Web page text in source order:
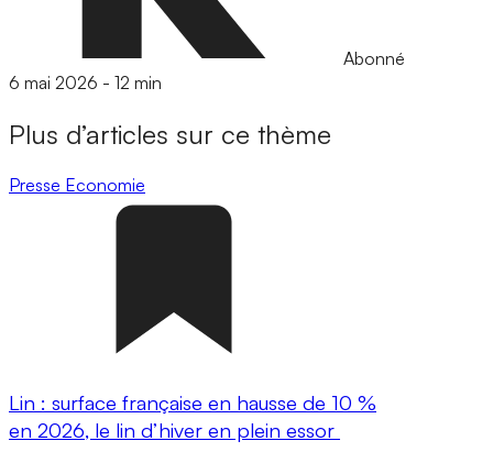
Abonné
6 mai 2026 - 12 min
Plus d’articles sur ce thème
Presse Economie
Lin : surface française en hausse de 10 %
en 2026, le lin d’hiver en plein essor